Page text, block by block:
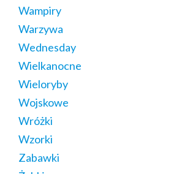
Wampiry
Warzywa
Wednesday
Wielkanocne
Wieloryby
Wojskowe
Wróżki
Wzorki
Zabawki